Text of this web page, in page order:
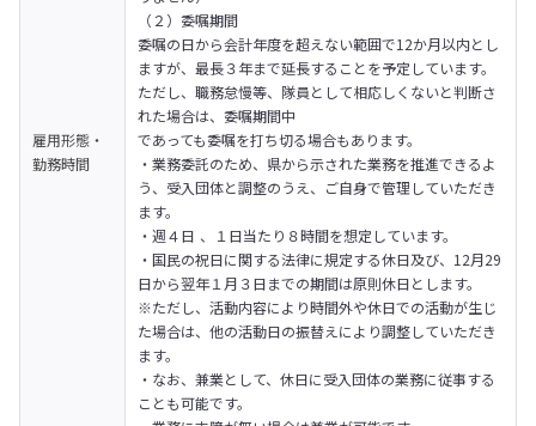
雇用形態・
勤務時間
（２）委嘱期間
委嘱の日から会計年度を超えない範囲で12か月以内とし
ますが、最長３年まで延長することを予定しています。
ただし、職務怠慢等、隊員として相応しくないと判断さ
れた場合は、委嘱期間中
であっても委嘱を打ち切る場合もあります。
・業務委託のため、県から示された業務を推進できるよ
う、受入団体と調整のうえ、ご自身で管理していただき
ます。
・週４日 、１日当たり８時間を想定しています。
・国民の祝日に関する法律に規定する休日及び、12月29
日から翌年１月３日までの期間は原則休日とします。
※ただし、活動内容により時間外や休日での活動が生じ
た場合は、他の活動日の振替えにより調整していただき
ます。
・なお、兼業として、休日に受入団体の業務に従事する
ことも可能です。